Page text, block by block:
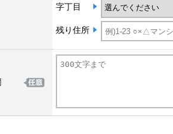
字丁目
残り住所